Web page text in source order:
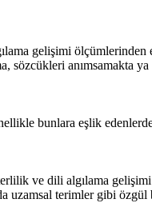
gelişimi ölçümlerinden
sözcükleri anımsamakta
bunlara eşlik
ve dili algılama
uzamsal terimler gibi özgül